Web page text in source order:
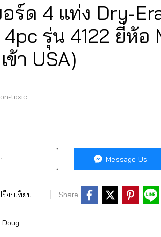
ร์ด 4 แท่ง Dry-
รุ่น 4122 ยี่ห้อ
ข้า USA)
toxic
Message Us
รียบเทียบ Share